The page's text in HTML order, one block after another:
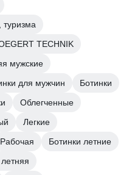
TECHNIK
мужские
для мужчин
Ботинки
Облегченные
Легкие
Рабочая
Ботинки летние